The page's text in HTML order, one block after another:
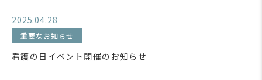
2025.04.28
重要なお知らせ
看護の日イベント開催のお知らせ